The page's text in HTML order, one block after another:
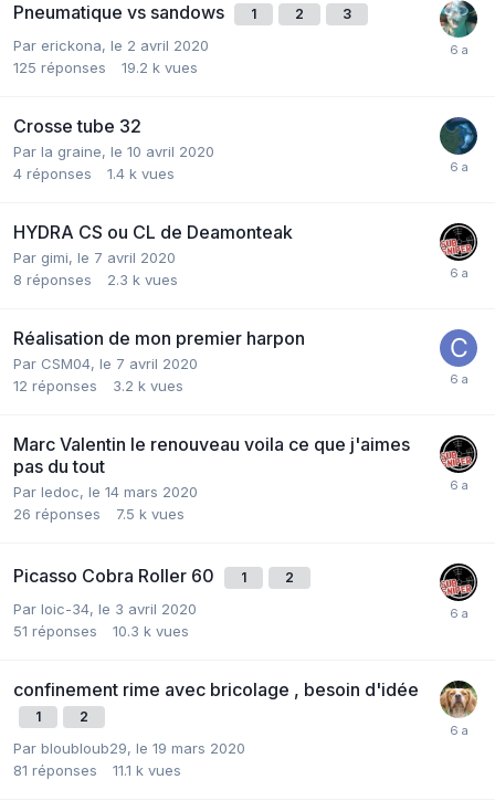
Pneumatique vs sandows 1 2 3
Par erickona, le 2 avril 2020
125 réponses 19.2 k vues
Crosse tube 32
Par la graine, le 10 avril 2020
4 réponses 1.4 k vues
HYDRA CS ou CL de Deamonteak
Par gimi, le 7 avril 2020
8 réponses 2.3 k vues
Réalisation de mon premier harpon
Par CSM04, le 7 avril 2020
12 réponses 3.2 k vues
Marc Valentin le renouveau voila ce que j'aimes
pas du tout
Par ledoc, le 14 mars 2020
26 réponses 7.5 k vues
Picasso Cobra Roller 60 1 2
Par loic-34, le 3 avril 2020
51 réponses 10.3 k vues
confinement rime avec bricolage , besoin d'idée
1 2
Par bloubloub29, le 19 mars 2020
81 réponses 11.1 k vues